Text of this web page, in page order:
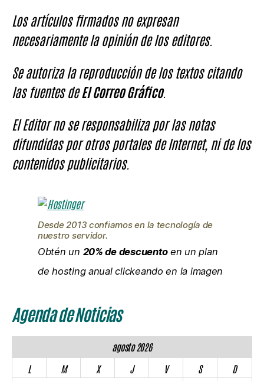
Los artículos firmados no expresan
necesariamente la opinión de los editores.
Se autoriza la reproducción de los textos citando
las fuentes deEl Correo Gráfico.
El Editor no se responsabiliza por las notas
difundidas por otros portales de Internet, ni de los
contenidos publicitarios.
Desde 2013 confiamos en la tecnología de
nuestro servidor.
Obtén un 20% de descuentoen un plan
de hosting anual clickeando en la imagen
Agenda de Noticias
agosto 2026
L
M X J V S
D